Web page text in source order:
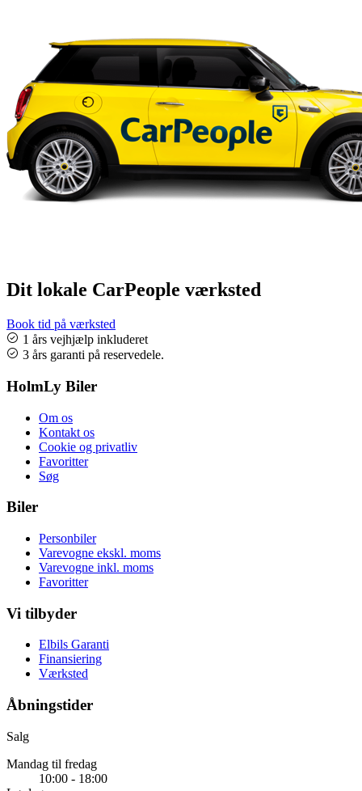
Dit lokale CarPeople værksted
Book tid på værksted
1 års vejhjælp inkluderet
3 års garanti på reservedele.
HolmLy Biler
Om os
Kontakt os
Cookie og privatliv
Favoritter
Søg
Biler
Personbiler
Varevogne ekskl. moms
Varevogne inkl. moms
Favoritter
Vi tilbyder
Elbils Garanti
Finansiering
Værksted
Åbningstider
Salg
Mandag til fredag
10:00 - 18:00